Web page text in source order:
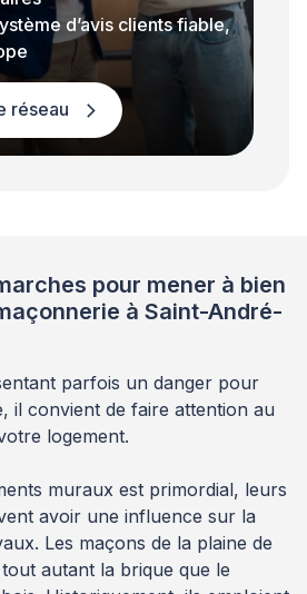
d’avis clients fiable,
réseau
pour mener à bien
à Saint-André-
parfois un danger pour
il convient de faire attention au
logement.
muraux est primordial, leurs
avoir une influence sur la
Les maçons de la plaine de
autant la brique que le